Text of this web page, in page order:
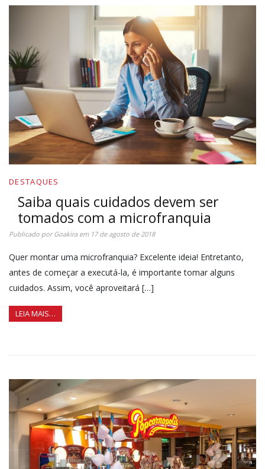
DESTAQUES
Saiba quais cuidados devem ser
tomados com a microfranquia
Publicado porGoakiraem 17 de agosto de 2018
Quer montar uma microfranquia? Excelente ideia! Entretanto,
antes de começar a executá-la, é importante tomar alguns
cuidados. Assim, você aproveitará […]
LEIA MAIS…